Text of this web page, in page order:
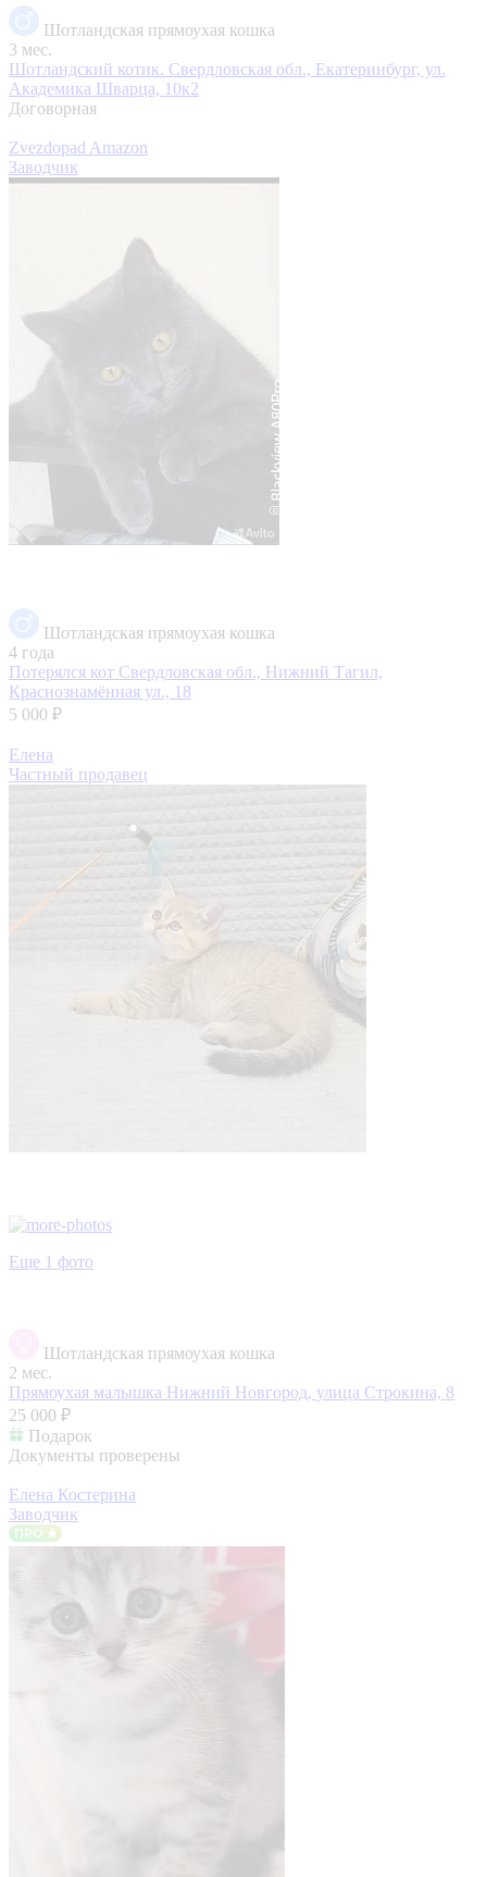
Шотландская прямоухая кошка
3 мес.
Шотландский котик. Свердловская обл., Екатеринбург, ул.
Академика Шварца, 10к2
Договорная
Zvezdopad Amazon
Заводчик
Шотландская прямоухая кошка
4 года
Потерялся кот Свердловская обл., Нижний Тагил,
Краснознамённая ул., 18
5 000 ₽
Елена
Частный продавец
Еще 1 фото
Шотландская прямоухая кошка
2 мес.
Прямоухая малышка Нижний Новгород, улица Строкина, 8
25 000 ₽
Подарок
Документы проверены
Елена Костерина
Заводчик